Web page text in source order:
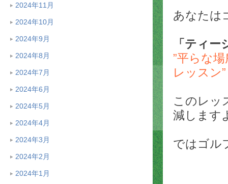
2024年11月
2024年10月
2024年9月
2024年8月
2024年7月
2024年6月
2024年5月
2024年4月
2024年3月
2024年2月
2024年1月
あなたは
「ティ
”平らな
レッスン”
このレッ
減します
ではゴル